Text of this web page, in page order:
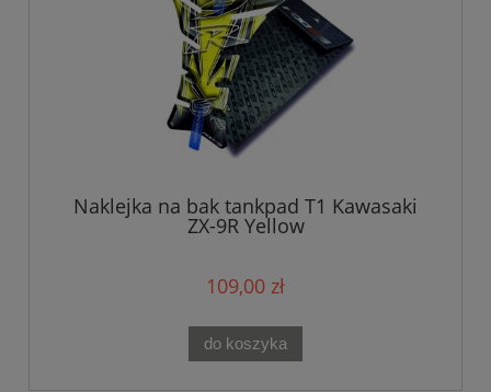
Naklejka na bak tankpad T1 Kawasaki
ZX-9R Yellow
109,00 zł
do koszyka